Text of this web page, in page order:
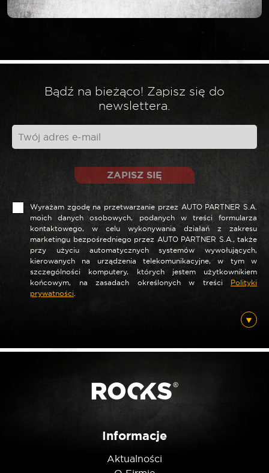
Twój adres email nie zostanie opublikowany.
Twoja opinia *
Nazwa*
Nie jestem robotem
Bądź na bieżąco! Zapisz się do
newslettera.
ZAPISZ SIĘ
Wyrażam zgodę na przetwarzanie przez AUTO PARTNER S.A.
moich danych osobowych, podanych w treści formularza
kontaktowego, w celu wykonywania działań z zakresu
marketingu bezpośredniego przez AUTO PARTNER S.A., także
przy użyciu automatycznych systemów wywołujących,
kierowanych na urządzenia telekomunikacyjne, w tym w
szczególności komputery, których jestem użytkownikiem
końcowym, na zasadach określonych w treści Polityki
prywatności
Informacje
Aktualności